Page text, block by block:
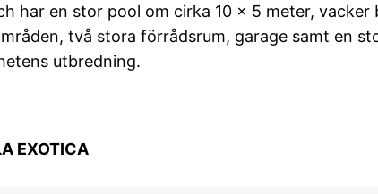
har en stor pool om cirka 10 x 5 meter,
två stora förrådsrum, garage samt en
utbredning.
EXOTICA